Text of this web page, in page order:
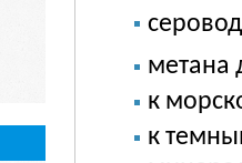
метана
к
к